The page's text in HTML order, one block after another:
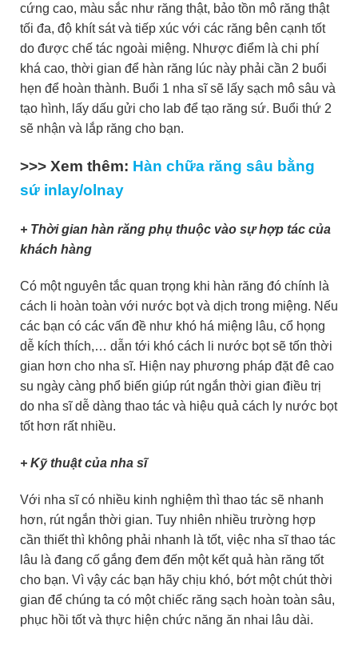
cứng cao, màu sắc như răng thật, bảo tồn mô răng thật
tối đa, độ khít sát và tiếp xúc với các răng bên cạnh tốt
do được chế tác ngoài miệng. Nhược điểm là chi phí
khá cao, thời gian để hàn răng lúc này phải cần 2 buổi
hẹn để hoàn thành. Buổi 1 nha sĩ sẽ lấy sạch mô sâu và
tạo hình, lấy dấu gửi cho lab để tạo răng sứ. Buổi thứ 2
sẽ nhận và lắp răng cho bạn.
>>> Xem thêm: Hàn chữa răng sâu bằng
sứ inlay/olnay
+ Thời gian hàn răng phụ thuộc vào sự hợp tác của
khách hàng
Có một nguyên tắc quan trọng khi hàn răng đó chính là
cách li hoàn toàn với nước bọt và dịch trong miệng. Nếu
các bạn có các vấn đề như khó há miệng lâu, cổ họng
dễ kích thích,… dẫn tới khó cách li nước bọt sẽ tốn thời
gian hơn cho nha sĩ. Hiện nay phương pháp đặt đê cao
su ngày càng phổ biến giúp rút ngắn thời gian điều trị
do nha sĩ dễ dàng thao tác và hiệu quả cách ly nước bọt
tốt hơn rất nhiều.
+ Kỹ thuật của nha sĩ
Với nha sĩ có nhiều kinh nghiệm thì thao tác sẽ nhanh
hơn, rút ngắn thời gian. Tuy nhiên nhiều trường hợp
cần thiết thì không phải nhanh là tốt, việc nha sĩ thao tác
lâu là đang cố gắng đem đến một kết quả hàn răng tốt
cho bạn. Vì vậy các bạn hãy chịu khó, bớt một chút thời
gian để chúng ta có một chiếc răng sạch hoàn toàn sâu,
phục hồi tốt và thực hiện chức năng ăn nhai lâu dài.